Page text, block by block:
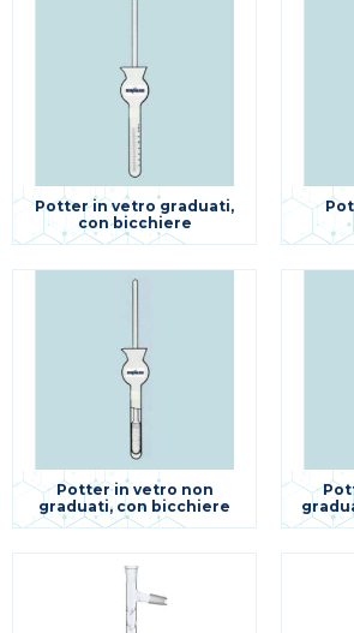
Phmetri conducimetri ossimetri
Purificatori d'acqua
Sistemi da vuoto e trappole
Spettrofotometri e colorimetri
Termometri e datalogger
Altra strumentazione per applicazioni
Potter in vetro graduati,
con bicchiere
Potter in vetro non
graduati, con bicchiere